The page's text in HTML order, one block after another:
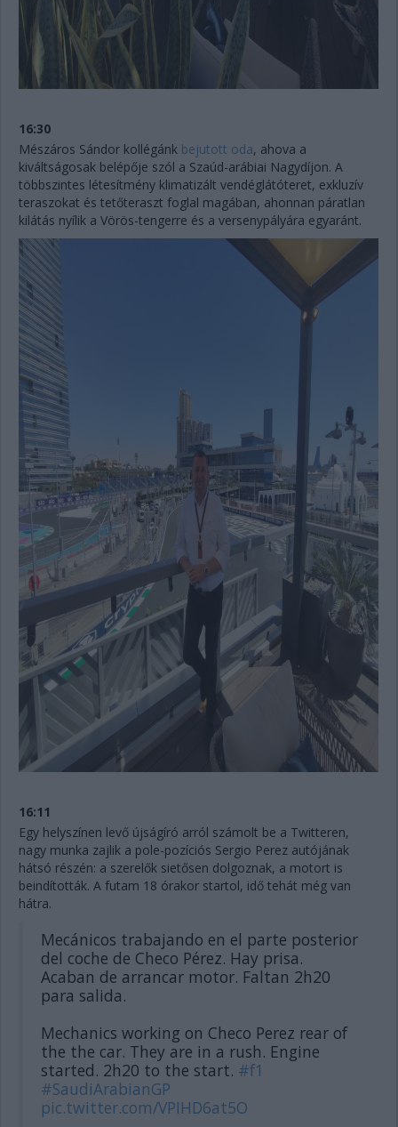
16:30
Mészáros Sándor kollégánk bejutott oda, ahova a
kiváltságosak belépője szól a Szaúd-arábiai Nagydíjon. A
többszintes létesítmény klimatizált vendéglátóteret, exkluzív
teraszokat és tetőteraszt foglal magában, ahonnan páratlan
kilátás nyílik a Vörös-tengerre és a versenypályára egyaránt.
16:11
Egy helyszínen levő újságíró arról számolt be a Twitteren,
nagy munka zajlik a pole-pozíciós Sergio Perez autójának
hátsó részén: a szerelők sietősen dolgoznak, a motort is
beindították. A futam 18 órakor startol, idő tehát még van
hátra.
Mecánicos trabajando en el parte posterior
del coche de Checo Pérez. Hay prisa.
Acaban de arrancar motor. Faltan 2h20
para salida.
Mechanics working on Checo Perez rear of
the the car. They are in a rush. Engine
started. 2h20 to the start. #f1
#SaudiArabianGP
pic.twitter.com/VPIHD6at5O